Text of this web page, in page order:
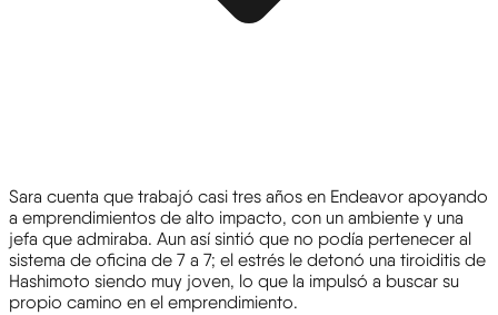
Sara cuenta que trabajó casi tres años en Endeavor apoyando
a emprendimientos de alto impacto, con un ambiente y una
jefa que admiraba. Aun así sintió que no podía pertenecer al
sistema de oficina de 7 a 7; el estrés le detonó una tiroiditis de
Hashimoto siendo muy joven, lo que la impulsó a buscar su
propio camino en el emprendimiento.